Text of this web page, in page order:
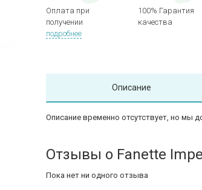
Оплата при
получении
подробнее
100% Гарантия
качества
Описание
Описание временно отсутствует, но мы
Отзывы о Fanette
Пока нет ни одного отзыва